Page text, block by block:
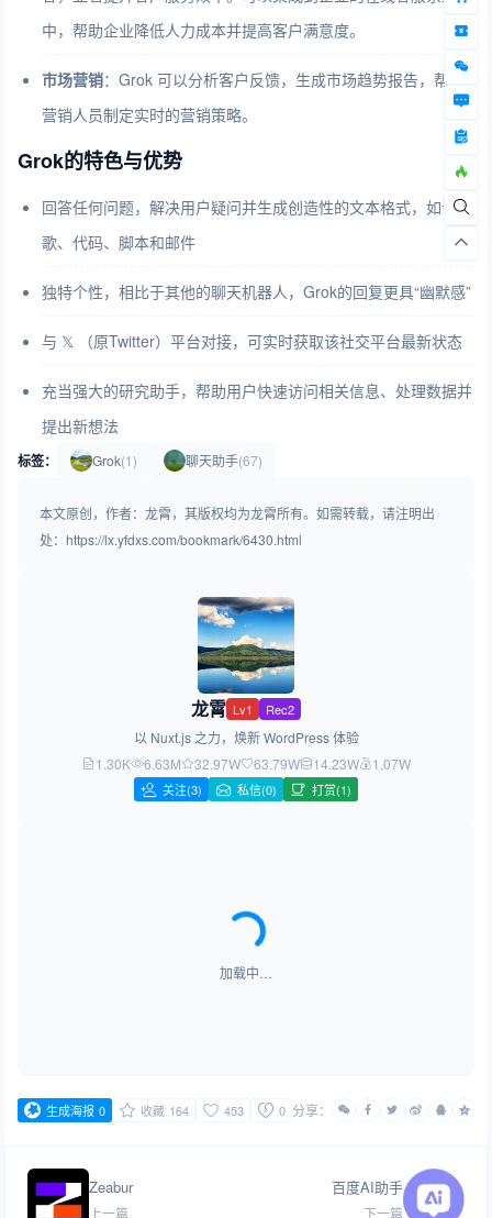
中，帮助企业降低人力成本并提高客户满意度。
市场营销：Grok 可以分析客户反馈，生成市场趋势报告，帮助
营销人员制定实时的营销策略。
Grok的特色与优势
回答任何问题，解决用户疑问并生成创造性的文本格式，如诗
歌、代码、脚本和邮件
独特个性，相比于其他的聊天机器人，Grok的回复更具“幽默感”
与 𝕏 （原Twitter）平台对接，可实时获取该社交平台最新状态
充当强大的研究助手，帮助用户快速访问相关信息、处理数据并
提出新想法
标签： Grok(1) 聊天助手(67)
本文原创，作者：龙霄，其版权均为龙霄所有。如需转载，请注明出
处：https://lx.yfdxs.com/bookmark/6430.html
龙霄 Lv1 Rec2
以 Nuxt.js 之力，焕新 WordPress 体验
1.30K
6.63M 32.97W 63.79W 14.23W 1.07W
关注(3) 私信(0) 打赏(1)
加载中…
生成海报 0 收藏 164 453 0 分享：
Zeabur
上一篇
百度AI助手
下一篇